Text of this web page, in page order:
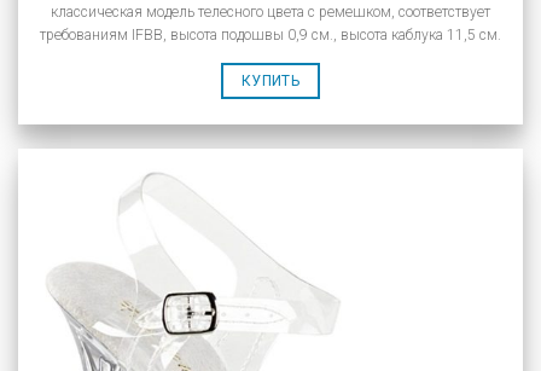
классическая модель телесного цвета с ремешком, соответствует
требованиям IFBB, высота подошвы 0,9 см., высота каблука 11,5 см.
КУПИТЬ